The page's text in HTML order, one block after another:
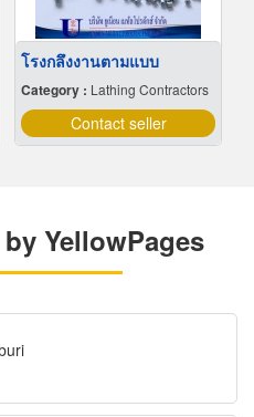
โรงกลึงงานตามแบบ
Category : Lathing Contractors
Contact seller
YellowPages